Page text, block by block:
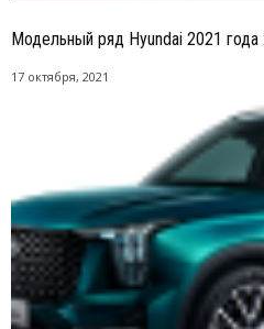
Модельный ряд Hyundai 2021
17 октября, 2021